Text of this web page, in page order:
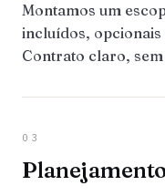
Montamos um
incluídos,
Contrato claro,
03